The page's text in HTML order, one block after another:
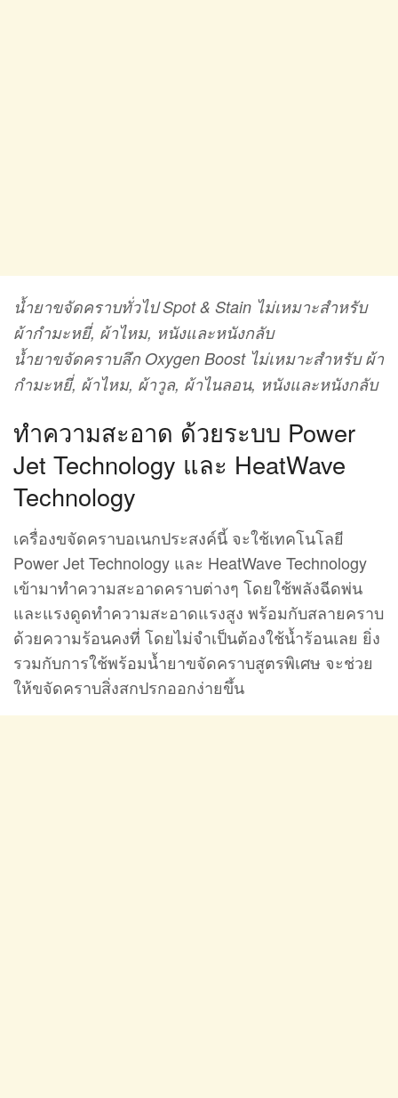
น้ำยาขจัดคราบทั่วไป Spot & Stain ไม่เหมาะสำหรับ
ผ้ากำมะหยี่, ผ้าไหม, หนังและหนังกลับ
น้ำยาขจัดคราบลึก Oxygen Boost ไม่เหมาะสำหรับ ผ้า
กำมะหยี่, ผ้าไหม, ผ้าวูล, ผ้าไนลอน, หนังและหนังกลับ
ทำความสะอาด ด้วยระบบ Power
Jet Technology และ HeatWave
Technology
เครื่องขจัดคราบอเนกประสงค์นี้ จะใช้เทคโนโลยี
Power Jet Technology และ HeatWave Technology
เข้ามาทำความสะอาดคราบต่างๆ โดยใช้พลังฉีดพ่น
และแรงดูดทำความสะอาดแรงสูง พร้อมกับสลายคราบ
ด้วยความร้อนคงที่ โดยไม่จำเป็นต้องใช้น้ำร้อนเลย ยิ่ง
รวมกับการใช้พร้อมน้ำยาขจัดคราบสูตรพิเศษ จะช่วย
ให้ขจัดคราบสิ่งสกปรกออกง่ายขึ้น